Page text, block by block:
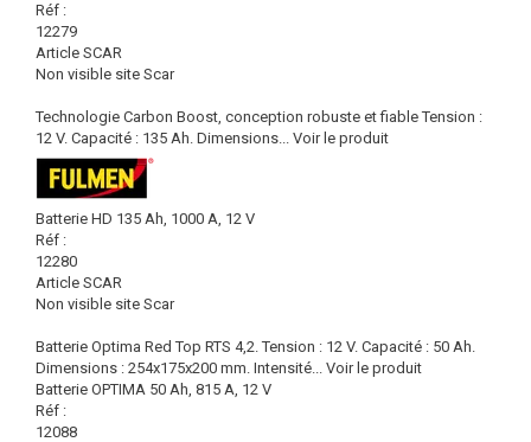
Réf :
12279
Article SCAR
Non visible site Scar
Technologie Carbon Boost, conception robuste et fiable Tension :
12 V. Capacité : 135 Ah. Dimensions... Voir le produit
Batterie HD 135 Ah, 1000 A, 12 V
Réf :
12280
Article SCAR
Non visible site Scar
Batterie Optima Red Top RTS 4,2. Tension : 12 V. Capacité : 50 Ah.
Dimensions : 254x175x200 mm. Intensité... Voir le produit
Batterie OPTIMA 50 Ah, 815 A, 12 V
Réf :
12088